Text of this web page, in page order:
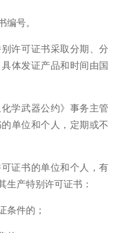
编号。
许可证书采取分期、分
体发证产品和时间由国
学武器公约》事务主管
单位和个人，定期或不
证书的单位和个人，有
生产特别许可证书：
件的；